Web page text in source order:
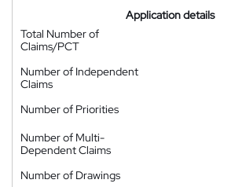
Application details
Total Number of
Claims/PCT
Number of Independent
Claims
Number of Priorities
Number of Multi-
Dependent Claims
Number of Drawings